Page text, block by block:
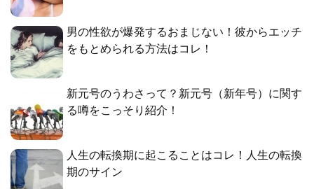
男の性欲が爆発するおまじない！彼からエッチ
をもとめられる方法はコレ！
新元号のうわさって？新元号（新年号）に関す
る噂をこっそり紹介！
人生の転換期に起こることはコレ！人生の転換
期のサイン